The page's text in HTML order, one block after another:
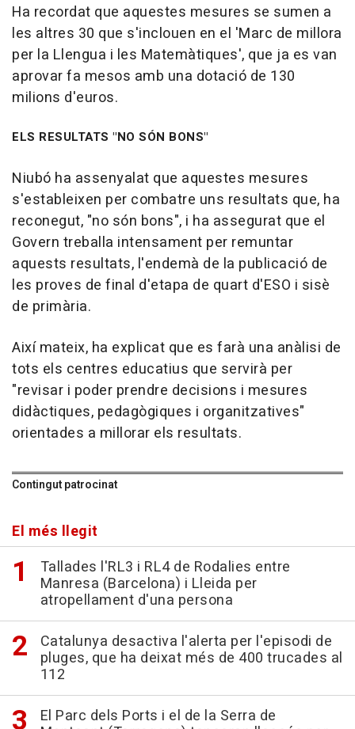
Ha recordat que aquestes mesures se sumen a
les altres 30 que s'inclouen en el 'Marc de millora
per la Llengua i les Matemàtiques', que ja es van
aprovar fa mesos amb una dotació de 130
milions d'euros.
ELS RESULTATS "NO SÓN BONS"
Niubó ha assenyalat que aquestes mesures
s'estableixen per combatre uns resultats que, ha
reconegut, "no són bons", i ha assegurat que el
Govern treballa intensament per remuntar
aquests resultats, l'endemà de la publicació de
les proves de final d'etapa de quart d'ESO i sisè
de primària.
Així mateix, ha explicat que es farà una anàlisi de
tots els centres educatius que servirà per
"revisar i poder prendre decisions i mesures
didàctiques, pedagògiques i organitzatives"
orientades a millorar els resultats.
Contingut patrocinat
El més llegit
Tallades l'RL3 i RL4 de Rodalies entre
Manresa (Barcelona) i Lleida per
atropellament d'una persona
Catalunya desactiva l'alerta per l'episodi de
pluges, que ha deixat més de 400 trucades al
112
El Parc dels Ports i el de la Serra de